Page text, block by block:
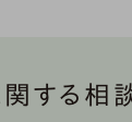
する相